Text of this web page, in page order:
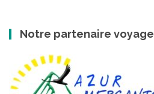
Notre partenaire voyage